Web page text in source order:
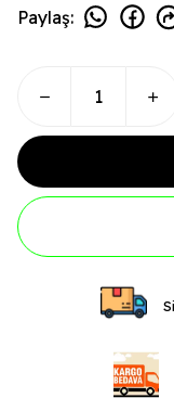
Paylaş: